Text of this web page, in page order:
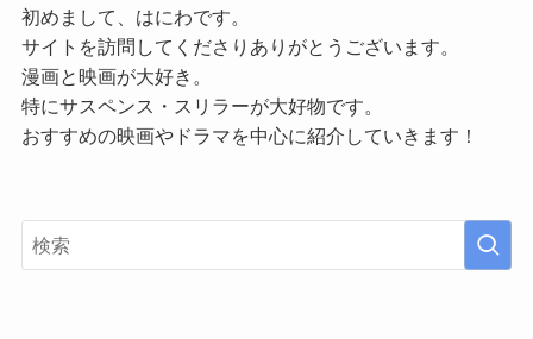
初めまして、はにわです。
サイトを訪問してくださりありがとうございます。
漫画と映画が大好き。
特にサスペンス・スリラーが大好物です。
おすすめの映画やドラマを中心に紹介していきます！